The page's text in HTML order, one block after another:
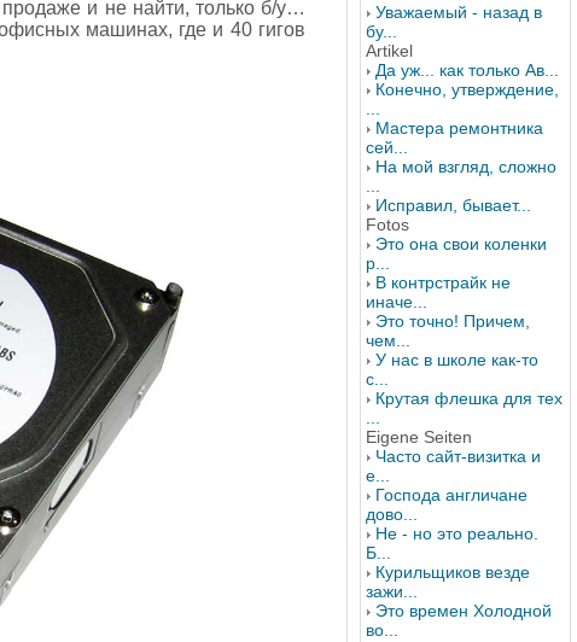
и не найти, только б/у…
машинах, где и 40 гигов
Уважаемый - назад в
бу...
Artikel
Да уж... как только Ав...
Конечно, утверждение,
Мастера ремонтника
сей...
На мой взгляд, сложно
Исправил, бывает...
Fotos
Это она свои коленки
р...
В контрстрайк не
иначе...
Это точно! Причем,
чем...
У нас в школе как-то
с...
Крутая флешка для тех
Eigene Seiten
Часто сайт-визитка и
е...
Господа англичане
дово...
Не - но это реально.
Б...
Курильщиков везде
зажи...
Это времен Холодной
во...